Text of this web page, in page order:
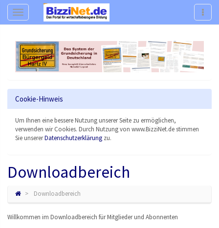
Navigation
Cookie-Hinweis
Um Ihnen eine bessere Nutzung unserer Seite zu ermöglichen,
verwenden wir Cookies. Durch Nutzung von www.BizziNet.de stimmen
Sie unsererDatenschutzerklärung zu.
Downloadbereich
Downloadbereich
Willkommen im Downloadbereich für Mitglieder und Abonnenten